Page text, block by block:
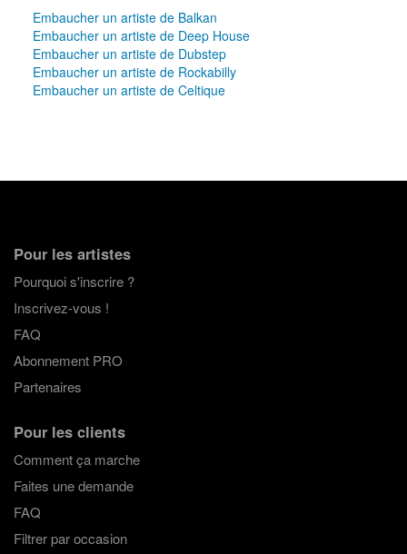
Embaucher un artiste de Balkan
Embaucher un artiste de Deep House
Embaucher un artiste de Dubstep
Embaucher un artiste de Rockabilly
Embaucher un artiste de Celtique
Pour les artistes
Pourquoi s'inscrire ?
Inscrivez-vous !
FAQ
Abonnement PRO
Partenaires
Pour les clients
Comment ça marche
Faites une demande
FAQ
Filtrer par occasion